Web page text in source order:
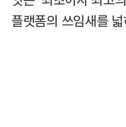
플랫폼의 쓰임새를